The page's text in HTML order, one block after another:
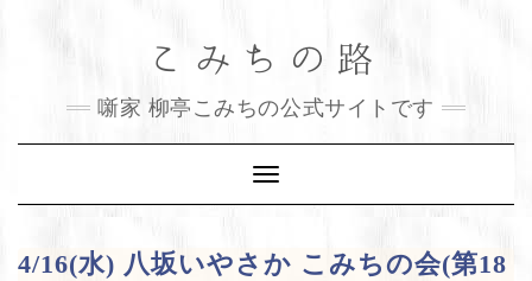
こみちの路
噺家 柳亭こみちの公式サイトです
Toggle
Navigation
4/16(水) 八坂いやさか こみちの会(第18